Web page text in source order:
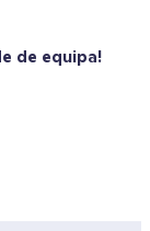
de equipa!